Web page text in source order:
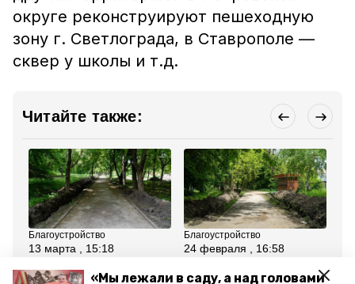
«Мы лежали в саду, а над головами
округе реконструируют пешеходную
зону г. Светлограда, в Ставрополе —
сквер у школы и т.д.
Читайте также:
Благоустройство
13 марта , 15:18
благоустройства
Благоустройство
24 февраля , 16:58
в Лермонтове завершат